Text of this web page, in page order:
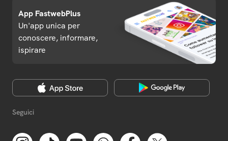
App FastwebPlus
Un'app unica per
conoscere, informare,
ispirare
Seguici